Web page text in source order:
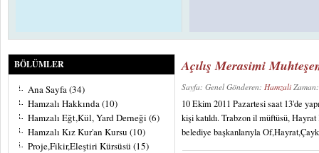
Adana ......
Dernek, Kurum ve
Kuruluşlar
Hamzalı mahallesi sakinlerinin
ilk dernek "Hamzalı Mahallesi Sosyal
Yardımlaşma ve Dayanışma"
BÖLÜMLER
Ana Sayfa(34)
Hamzalı Hakkında(10)
Hamzalı Eğt,Kül, Yard Derneği (6)
Hamzalı Kız Kur'an Kursu (10)
Proje,Fikir,Eleştiri Kürsüsü (15)
Açılış Merasimi
Sayfa: Genel Gönderen:Hamzali
10 Ekim 2011 Pazartesi saat 13'de
kişi katıldı. Trabzon il müftüsü,
belediye başkanlarıyla